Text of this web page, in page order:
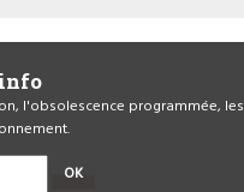
l'obsolescence programmée, les
OK